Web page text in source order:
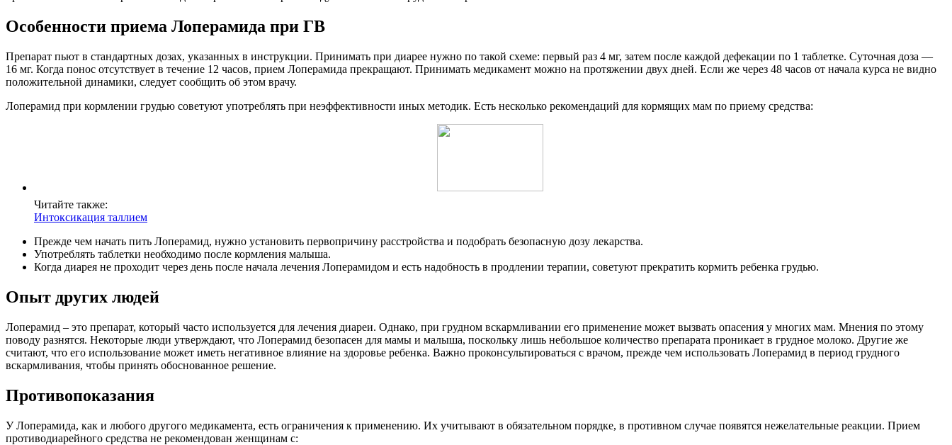
Особенности приема Лоперамида при ГВ
Препарат пьют в стандартных дозах, указанных в инструкции. Принимать при диарее нужно по такой схеме: первый раз 4 мг, затем после каждой дефекации по 1 таблетке. Суточная доза —
16 мг. Когда понос отсутствует в течение 12 часов, прием Лоперамида прекращают. Принимать медикамент можно на протяжении двух дней. Если же через 48 часов от начала курса не видно
положительной динамики, следует сообщить об этом врачу.
Лоперамид при кормлении грудью советуют употреблять при неэффективности иных методик. Есть несколько рекомендаций для кормящих мам по приему средства:
Читайте также:
Интоксикация таллием
Прежде чем начать пить Лоперамид, нужно установить первопричину расстройства и подобрать безопасную дозу лекарства.
Употреблять таблетки необходимо после кормления малыша.
Когда диарея не проходит через день после начала лечения Лоперамидом и есть надобность в продлении терапии, советуют прекратить кормить ребенка грудью.
Опыт других людей
Лоперамид – это препарат, который часто используется для лечения диареи. Однако, при грудном вскармливании его применение может вызвать опасения у многих мам. Мнения по этому
поводу разнятся. Некоторые люди утверждают, что Лоперамид безопасен для мамы и малыша, поскольку лишь небольшое количество препарата проникает в грудное молоко. Другие же
считают, что его использование может иметь негативное влияние на здоровье ребенка. Важно проконсультироваться с врачом, прежде чем использовать Лоперамид в период грудного
вскармливания, чтобы принять обоснованное решение.
Противопоказания
У Лоперамида, как и любого другого медикамента, есть ограничения к применению. Их учитывают в обязательном порядке, в противном случае появятся нежелательные реакции. Прием
противодиарейного средства не рекомендован женщинам с: